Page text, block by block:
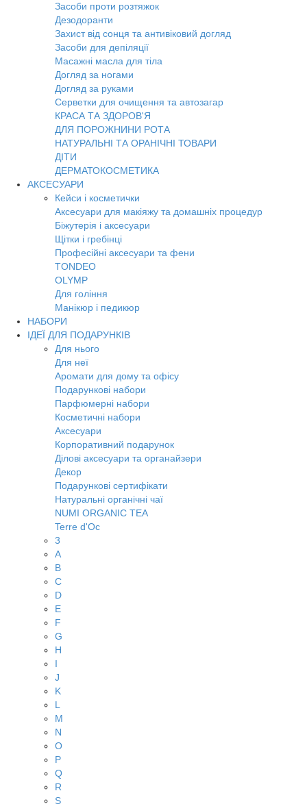
Засоби проти розтяжок
Дезодоранти
Захист від сонця та антивіковий догляд
Засоби для депіляції
Масажні масла для тіла
Догляд за ногами
Догляд за руками
Серветки для очищення та автозагар
КРАСА ТА ЗДОРОВ'Я
ДЛЯ ПОРОЖНИНИ РОТА
НАТУРАЛЬНІ ТА ОРАНІЧНІ ТОВАРИ
ДІТИ
ДЕРМАТОКОСМЕТИКА
АКСЕСУАРИ
Кейси і косметички
Аксесуари для макіяжу та домашніх процедур
Біжутерія і аксесуари
Щітки і гребінці
Професійні аксесуари та фени
TONDEO
OLYMP
Для гоління
Манікюр і педикюр
НАБОРИ
ІДЕЇ ДЛЯ ПОДАРУНКІВ
Для нього
Для неї
Аромати для дому та офісу
Подарункові набори
Парфюмерні набори
Косметичні набори
Аксесуари
Корпоративний подарунок
Ділові аксесуари та органайзери
Декор
Подарункові сертифікати
Натуральні органічні чаї
NUMI ORGANIC TEA
Terre d'Oc
3
A
B
C
D
E
F
G
H
I
J
K
L
M
N
O
P
Q
R
S